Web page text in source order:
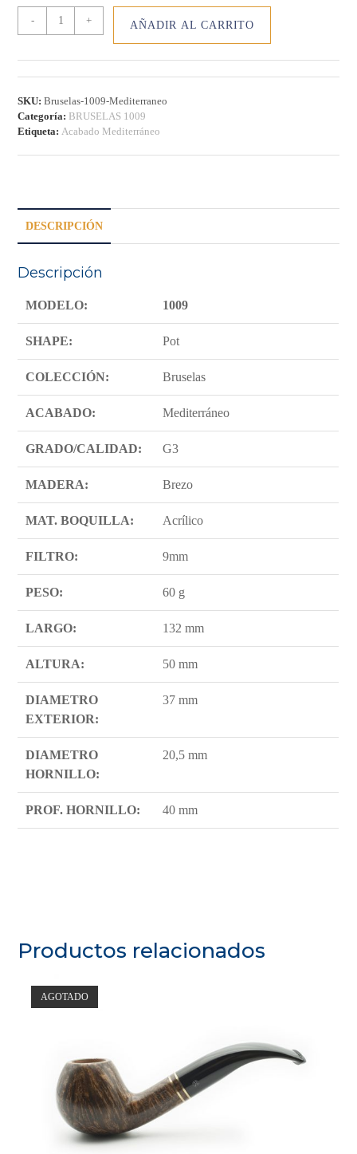
-
MEDITERRÁNEO
cantidad
- + AÑADIR AL CARRITO
SKU:Bruselas-1009-Mediterraneo
Categoría: BRUSELAS 1009
Etiqueta: Acabado Mediterráneo
DESCRIPCIÓN
Descripción
MODELO: 1009
SHAPE: Pot
COLECCIÓN: Bruselas
ACABADO: Mediterráneo
GRADO/CALIDAD: G3
MADERA: Brezo
MAT. BOQUILLA: Acrílico
FILTRO: 9mm
PESO: 60 g
LARGO: 132 mm
ALTURA: 50 mm
DIAMETRO
EXTERIOR:
37 mm
DIAMETRO
HORNILLO:
20,5 mm
PROF. HORNILLO: 40 mm
Productos relacionados
AGOTADO